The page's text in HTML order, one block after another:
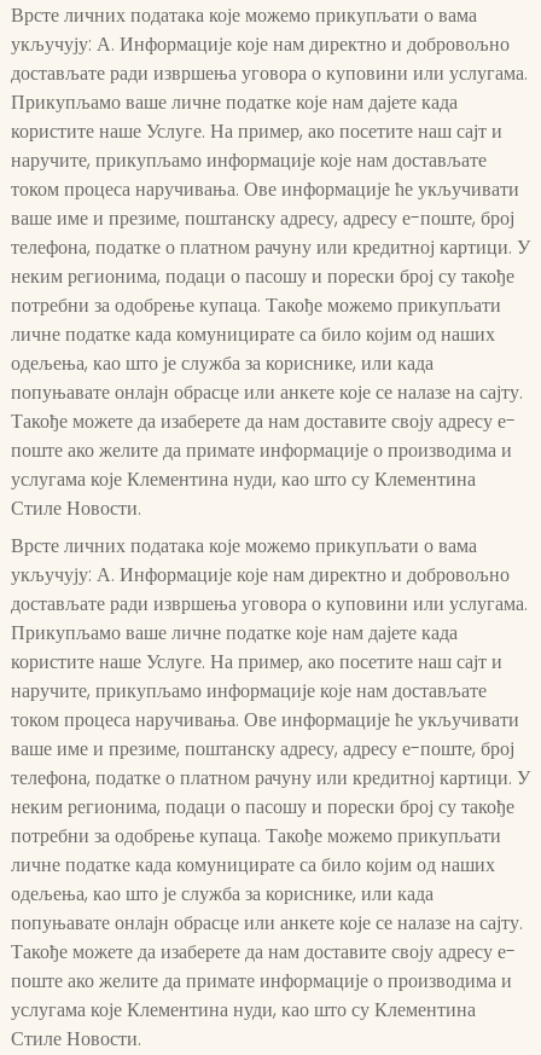
Врсте личних података које можемо прикупљати о вама
укључују: А. Информације које нам директно и добровољно
достављате ради извршења уговора о куповини или услугама.
Прикупљамо ваше личне податке које нам дајете када
користите наше Услуге. На пример, ако посетите наш сајт и
наручите, прикупљамо информације које нам достављате
током процеса наручивања. Ове информације ће укључивати
ваше име и презиме, поштанску адресу, адресу е-поште, број
телефона, податке о платном рачуну или кредитној картици. У
неким регионима, подаци о пасошу и порески број су такође
потребни за одобрење купаца. Такође можемо прикупљати
личне податке када комуницирате са било којим од наших
одељења, као што је служба за кориснике, или када
попуњавате онлајн обрасце или анкете које се налазе на сајту.
Такође можете да изаберете да нам доставите своју адресу е-
поште ако желите да примате информације о производима и
услугама које Клементина нуди, као што су Клементина
Стиле Новости.
Врсте личних података које можемо прикупљати о вама
укључују: А. Информације које нам директно и добровољно
достављате ради извршења уговора о куповини или услугама.
Прикупљамо ваше личне податке које нам дајете када
користите наше Услуге. На пример, ако посетите наш сајт и
наручите, прикупљамо информације које нам достављате
током процеса наручивања. Ове информације ће укључивати
ваше име и презиме, поштанску адресу, адресу е-поште, број
телефона, податке о платном рачуну или кредитној картици. У
неким регионима, подаци о пасошу и порески број су такође
потребни за одобрење купаца. Такође можемо прикупљати
личне податке када комуницирате са било којим од наших
одељења, као што је служба за кориснике, или када
попуњавате онлајн обрасце или анкете које се налазе на сајту.
Такође можете да изаберете да нам доставите своју адресу е-
поште ако желите да примате информације о производима и
услугама које Клементина нуди, као што су Клементина
Стиле Новости.